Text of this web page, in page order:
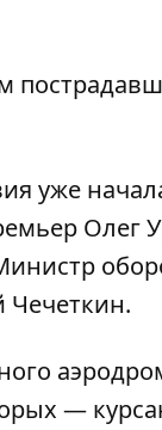
уже
Чечеткин.
—